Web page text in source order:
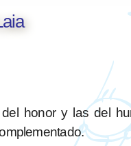
honor y las del